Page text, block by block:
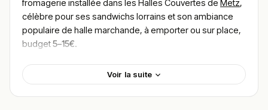
fromagerie installée dans les Halles Couvertes de Metz,
célèbre pour ses sandwichs lorrains et son ambiance
populaire de halle marchande, à emporter ou sur place,
budget5–15€.
Mauricette. L’enseigne incarne à elle seule l’esprit des
Voir la suite